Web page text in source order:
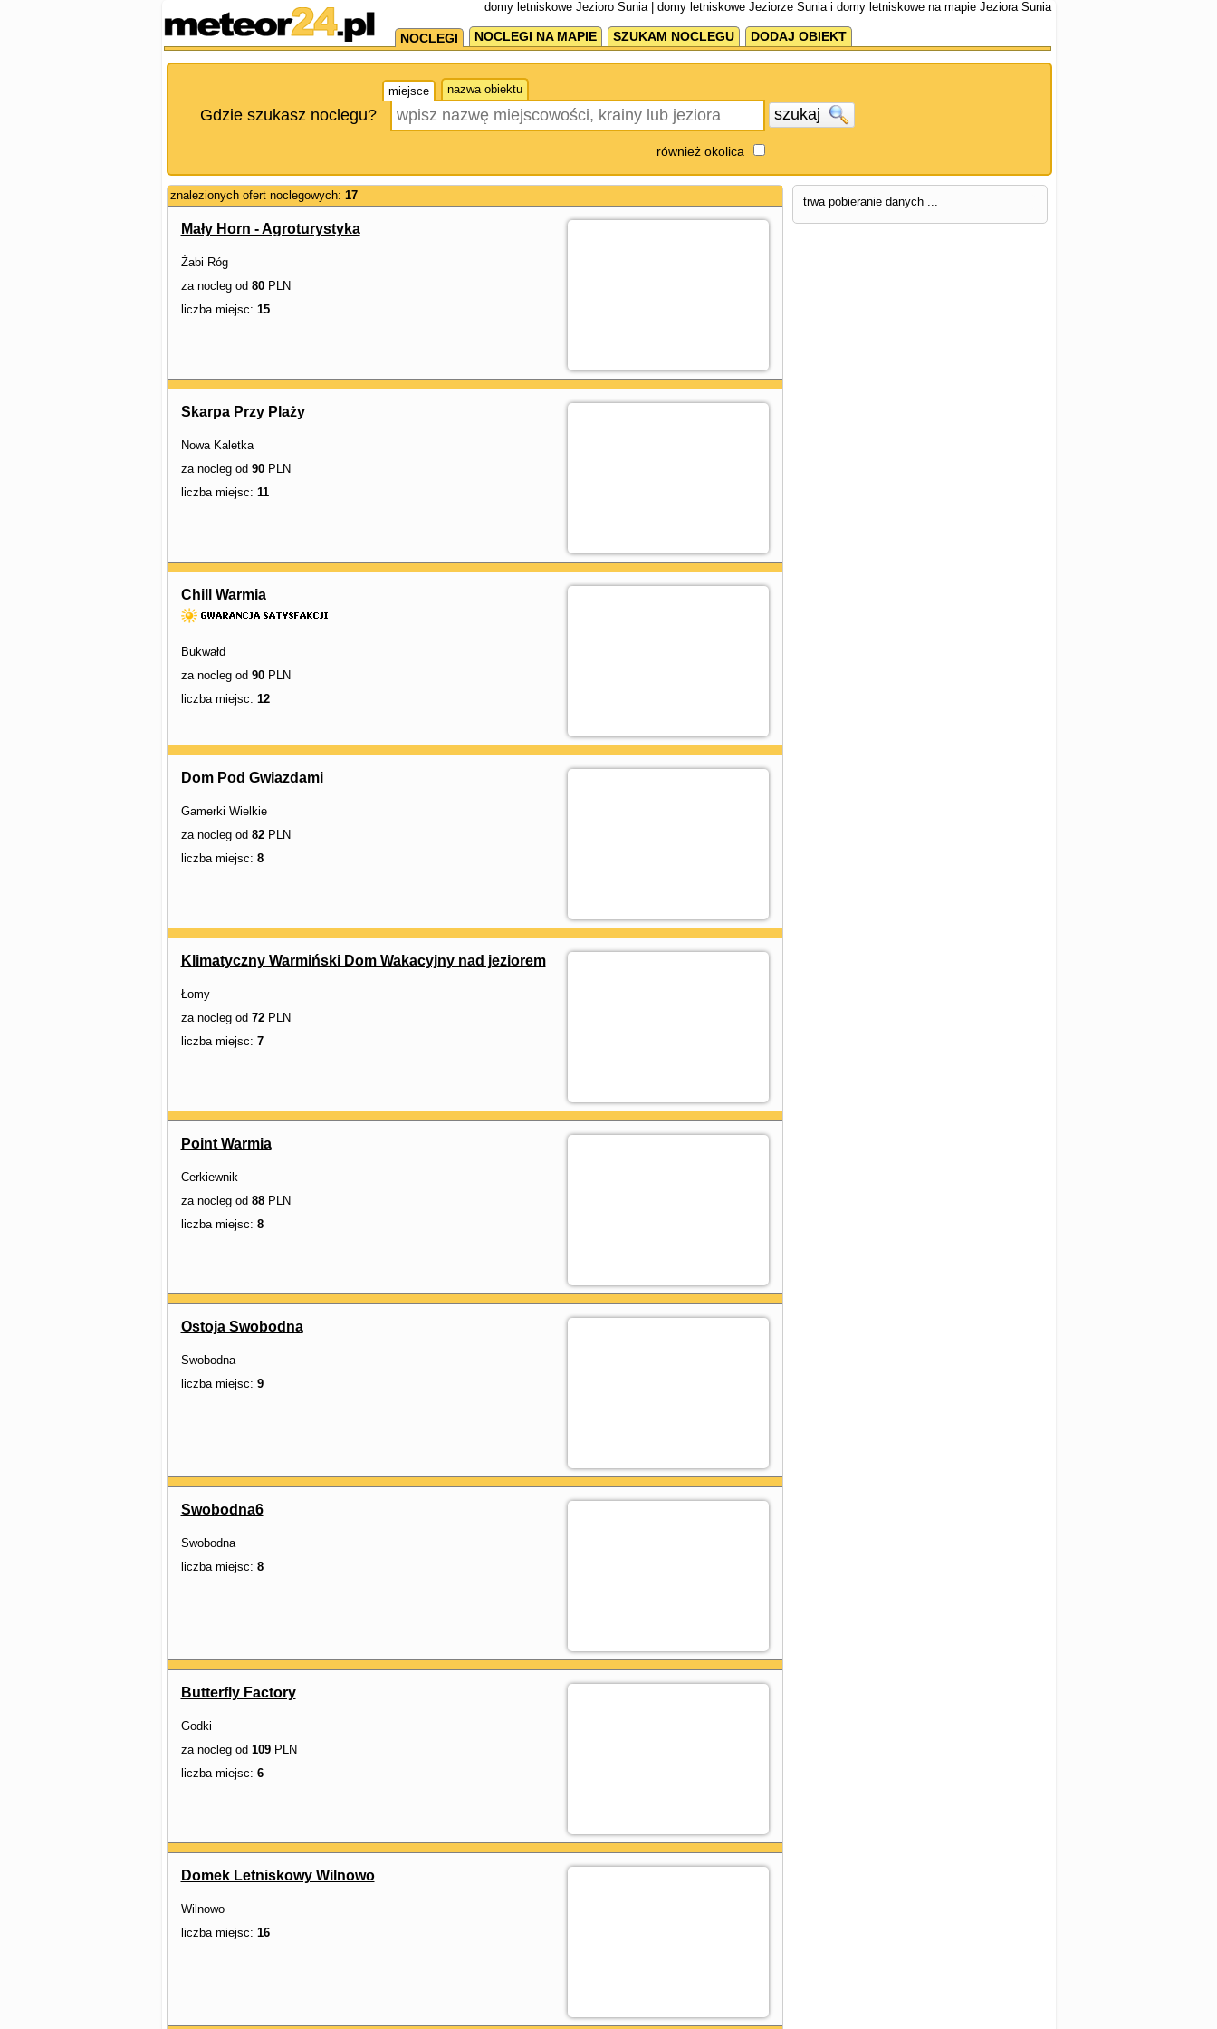
domy letniskowe Jezioro Sunia | domy letniskowe Jeziorze Sunia i domy letniskowe na mapie Jeziora Sunia
NOCLEGI NOCLEGI NA MAPIE SZUKAM NOCLEGU DODAJ OBIEKT
miejsce nazwa obiektu
Gdzie szukasz noclegu? szukaj
również okolica
znalezionych ofert noclegowych: 17
Mały Horn - Agroturystyka
Żabi Róg
za nocleg od 80PLN
liczba miejsc: 15
Skarpa Przy Plaży
Nowa Kaletka
za nocleg od 90PLN
liczba miejsc: 11
Chill Warmia
Bukwałd
za nocleg od 90PLN
liczba miejsc: 12
Dom Pod Gwiazdami
Gamerki Wielkie
za nocleg od 82PLN
liczba miejsc: 8
Klimatyczny Warmiński Dom Wakacyjny nad jeziorem
Łomy
za nocleg od 72PLN
liczba miejsc: 7
Point Warmia
Cerkiewnik
za nocleg od 88PLN
liczba miejsc: 8
Ostoja Swobodna
Swobodna
liczba miejsc: 9
Swobodna6
Swobodna
liczba miejsc: 8
Butterfly Factory
Godki
za nocleg od 109PLN
liczba miejsc: 6
Domek Letniskowy Wilnowo
Wilnowo
liczba miejsc: 16
trwa pobieranie danych ...